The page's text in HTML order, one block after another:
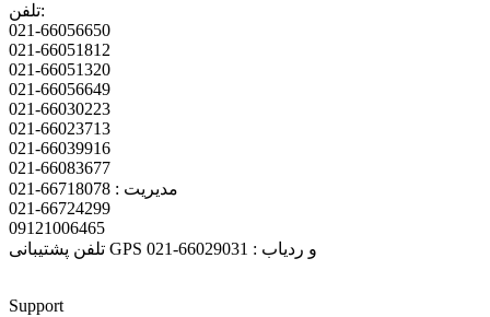
تلفن:
021-66056650
021-66051812
021-66051320
021-66056649
021-66030223
021-66023713
021-66039916
021-66083677
مدیریت : 66718078-021
021-66724299
09121006465
تلفن پشتیبانی GPS و ردیاب : 66029031-021
Support